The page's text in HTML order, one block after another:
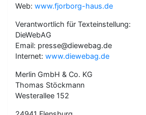
Web: www.fjorborg-haus.de
Verantwortlich für Texteinstellung:
DieWebAG
Email: presse@diewebag.de
Internet: www.diewebag.de
Merlin GmbH & Co. KG
Thomas Stöckmann
Westerallee 152